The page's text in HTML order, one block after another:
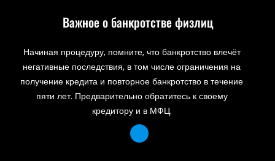
Важное о банкротстве физлиц
Начиная процедуру, помните, что банкротство влечёт
негативные последствия, в том числе ограничения на
получение кредита и повторное банкротство в течение
пяти лет. Предварительно обратитесь к своему
кредитору и в МФЦ.